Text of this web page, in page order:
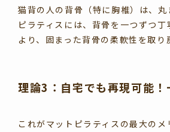
猫背の人の背骨（特に胸椎）は、丸
ピラティスには、背骨を一つずつ
より、固まった背骨の柔軟性を取
理論3：自宅でも再現可能
これがマットピラティスの最大の